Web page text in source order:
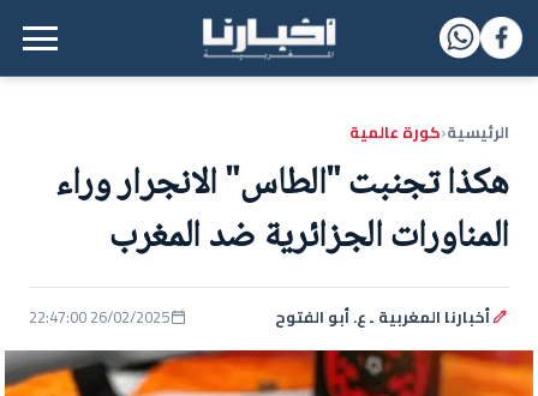
القائمة الرئيسية
الرئيسية‹كورة عالمية
هكذا تجنبت "الطاس" الانجرار وراء
المناورات الجزائرية ضد المغرب
أخبارنا المغربية ـ ع. أبو الفتوح 26/02/2025 22:47:00